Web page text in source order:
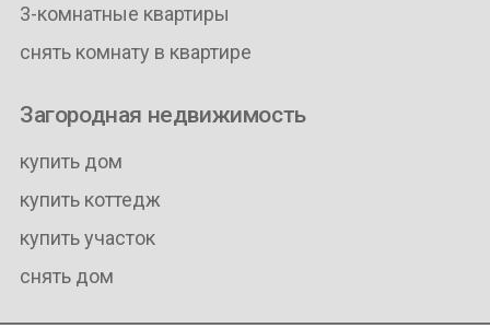
3-комнатные квартиры
снять комнату в квартире
Загородная недвижимость
купить дом
купить коттедж
купить участок
снять дом